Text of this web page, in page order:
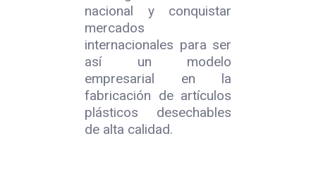
nacional y conquistar
mercados
internacionales para ser
así un modelo
empresarial en la
fabricación de artículos
plásticos desechables
de alta calidad.